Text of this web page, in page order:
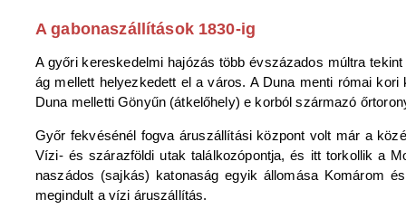
A gabonaszállítások 1830-ig
A győri kereskedelmi hajózás több évszázados múltra
ág mellett helyezkedett el a város. A Duna menti római
Duna melletti Gönyűn (átkelőhely) e korból származó
Győr fekvésénél fogva áruszállítási központ volt már a
Vízi- és szárazföldi utak találkozópontja, és itt torkollik a
naszádos (sajkás) katonaság egyik állomása Komárom
megindult a vízi áruszállítás.